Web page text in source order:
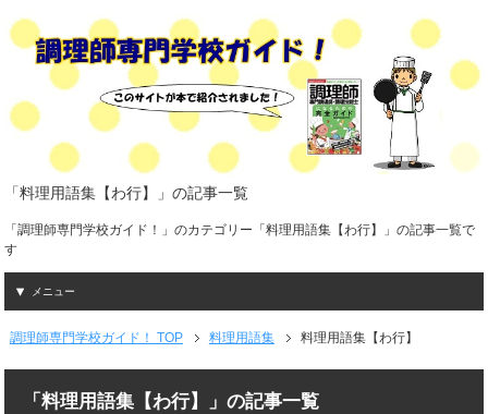
「料理用語集【わ行】」の記事一覧
「調理師専門学校ガイド！」のカテゴリー「料理用語集【わ行】」の記事一覧で
す
メニュー
調理師専門学校ガイド！ TOP 料理用語集 料理用語集【わ行】
「料理用語集【わ行】」の記事一覧